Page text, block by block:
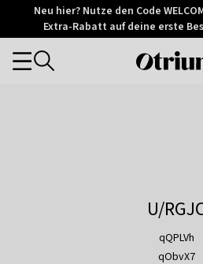
Otrium
Trustpilot
Neu hier? Nutze den Code
Extra-Rabatt auf deine erste
Categories
U/
qQPLVh
qObvX7